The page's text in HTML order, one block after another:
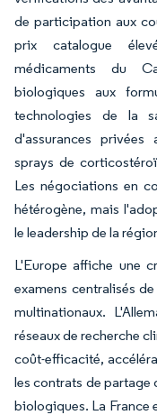
de participation aux
prix catalogue
médicaments du
biologiques aux
technologies de la
d'assurances
sprays de
Les négociations en
hétérogène, mais
le leadership de la
L'Europe affiche une
examens centralisés
multinationaux.
réseaux de recherche
coût-efficacité,
les contrats de partage
biologiques. La France